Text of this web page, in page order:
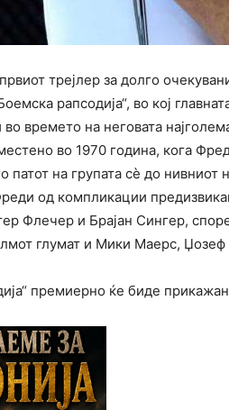
трејлер за долго
рапсодија“, во кој
времето на неговата
во 1970 година, кога
патот на групата сѐ до нивниот
од компликации
Флечер и Брајан Сингер,
глумат и Мики Маерс,
премиерно ќе биде